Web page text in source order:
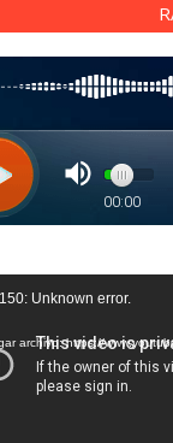
Unknown error.
archivo: https://